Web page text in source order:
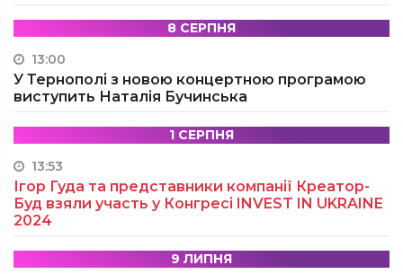
8 СЕРПНЯ
13:00
У Тернополі з новою концертною програмою
виступить Наталія Бучинська
1 СЕРПНЯ
13:53
Ігор Гуда та представники компанії Креатор-
Буд взяли участь у Конгресі INVEST IN UKRAINE
2024
9 ЛИПНЯ